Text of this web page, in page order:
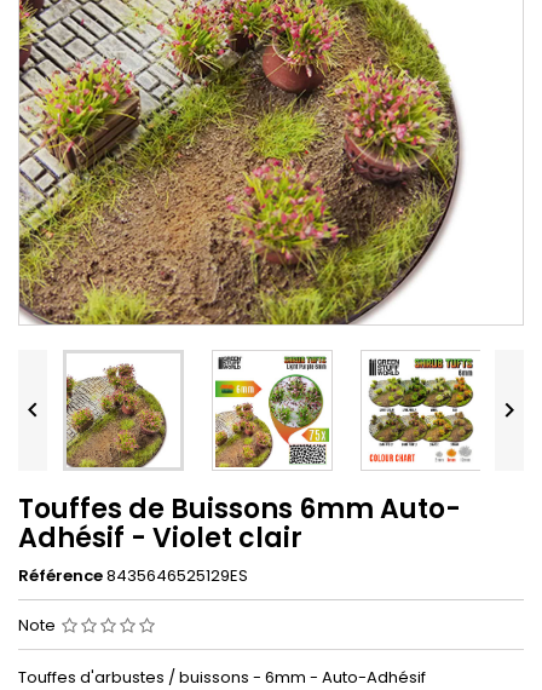
 
Touffes de Buissons 6mm Auto-
Adhésif - Violet clair
Référence8435646525129ES
Note
Touffes d'arbustes / buissons - 6mm - Auto-Adhésif